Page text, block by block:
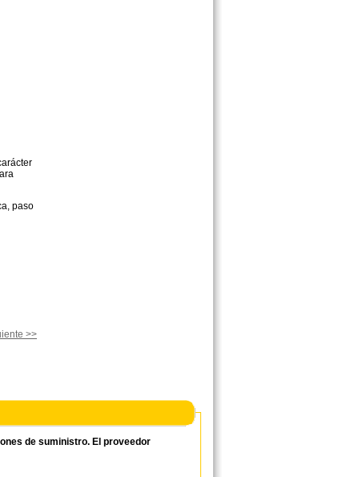
paso
>>
de suministro. El proveedor